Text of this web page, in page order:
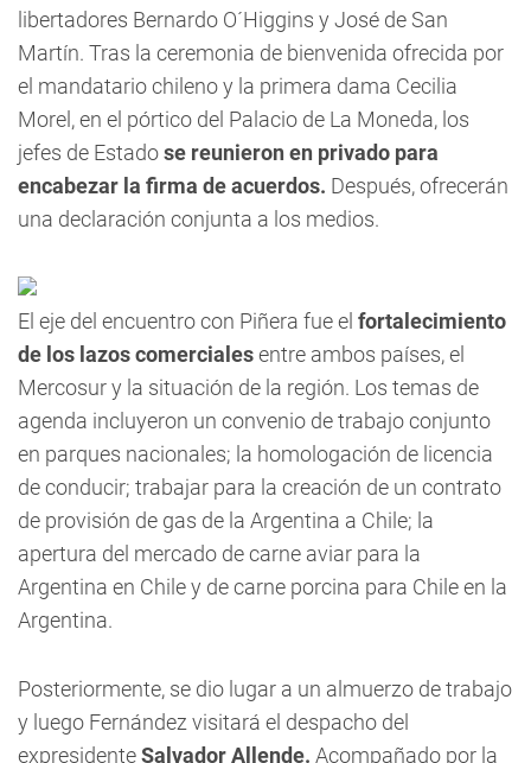
libertadores Bernardo O´Higgins y José de San
Martín. Tras la ceremonia de bienvenida ofrecida por
el mandatario chileno y la primera dama Cecilia
Morel, en el pórtico del Palacio de La Moneda, los
jefes de Estadose reunieron en privado para
encabezar la firma de acuerdos. Después, ofrecerán
una declaración conjunta a los medios.
El eje del encuentro con Piñera fue el fortalecimiento
de los lazos comercialesentre ambos países, el
Mercosur y la situación de la región. Los temas de
agenda incluyeron un convenio de trabajo conjunto
en parques nacionales; la homologación de licencia
de conducir; trabajar para la creación de un contrato
de provisión de gas de la Argentina a Chile; la
apertura del mercado de carne aviar para la
Argentina en Chile y de carne porcina para Chile en la
Argentina.
Posteriormente, se dio lugar a un almuerzo de trabajo
y luego Fernández visitará el despacho del
expresidenteSalvador Allende. Acompañado por la